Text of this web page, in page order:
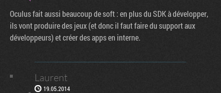
Oculus fait aussi beaucoup de soft : en plus du SDK à développer,
ils vont produire des jeux (et donc il faut faire du support aux
développeurs) et créer des apps en interne.
Laurent
19.05.2014